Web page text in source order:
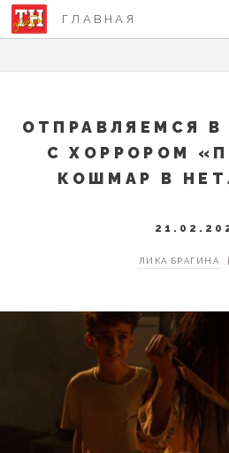
ГЛАВНАЯ
ОТПРАВЛЯЕМСЯ
С ХОРРОРОМ
КОШМАР В
ЛИКА БРАГИНА